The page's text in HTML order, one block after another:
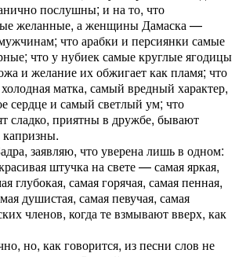
послушны; и на то, что
желан­ные, а женщины Дамаска —
что арабки и персиянки самые
что у нубиек самые круглые ягодицы
и желание их обжигает как пламя; что
матка, самый вредный характер,
сердце и самый светлый ум; что
сладко, приятны в дружбе, бывают
заявляю, что уверена лишь в одном:
штучка на свете — самая яркая,
глубокая, самая горячая, самая пенная,
душистая, самая певучая, самая
членов, когда те взмывают вверх, как
но, как говорится, из песни слов не